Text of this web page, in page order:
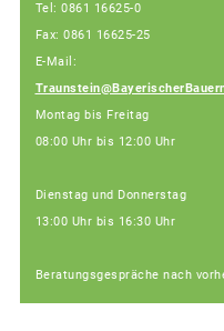
Tel: 0861 16625-0
Fax: 0861 16625-25
E-Mail:
Montag bis Freitag
08:00 Uhr bis 12:00 Uhr
Dienstag und Donnerstag
13:00 Uhr bis 16:30 Uhr
Beratungsgespräche nach